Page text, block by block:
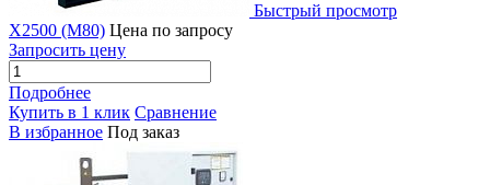
Быстрый просмотр
X2500 (M80) Цена по запросу
Запросить цену
Подробнее
Купить в 1 клик Сравнение
В избранное Под заказ